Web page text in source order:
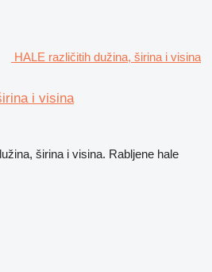
HALE različitih dužina, širina i visina
i visina
širina i visina. Rabljene hale